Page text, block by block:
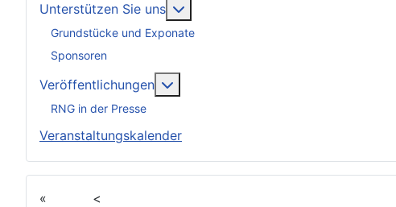
Unterstützen Sie uns
Grundstücke und Exponate
Sponsoren
Veröffentlichungen
RNG in der Presse
Veranstaltungskalender
« <